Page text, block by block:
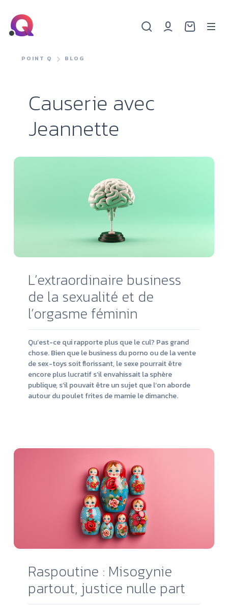
POINT Q BLOG
Causerie avec
Jeannette
L’extraordinaire business
de la sexualité et de
l’orgasme féminin
Qu’est-ce qui rapporte plus que le cul? Pas grand
chose. Bien que le business du porno ou de la vente
de sex-toys soit florissant, le sexe pourrait être
encore plus lucratif s’il envahissait la sphère
publique, s’il pouvait être un sujet que l’on aborde
autour du poulet frites de mamie le dimanche.
Raspoutine : Misogynie
partout, justice nulle part